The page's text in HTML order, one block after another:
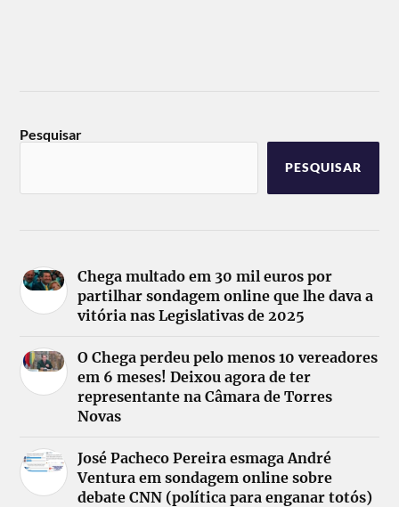
Pesquisar
PESQUISAR
Chega multado em 30 mil euros por
partilhar sondagem online que lhe dava a
vitória nas Legislativas de 2025
O Chega perdeu pelo menos 10 vereadores
em 6 meses! Deixou agora de ter
representante na Câmara de Torres
Novas
José Pacheco Pereira esmaga André
Ventura em sondagem online sobre
debate CNN (política para enganar totós)